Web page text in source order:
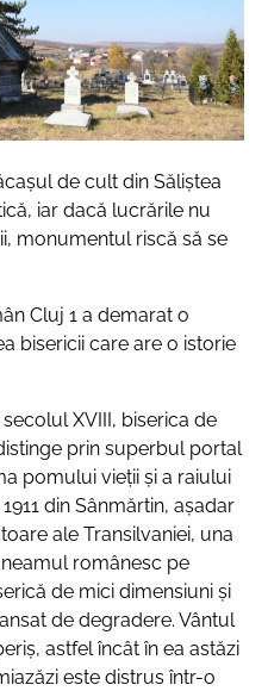
de cult din Săliștea
iar dacă lucrările nu
monumentul riscă să se
Cluj 1 a demarat o
bisericii care are o istorie
XVIII, biserica de
prin superbul portal
pomului vieții și a raiului
din Sânmărtin, așadar
ale Transilvaniei, una
românesc pe
de mici dimensiuni și
de degradere. Vântul
astfel încât în ea astăzi
este distrus într-o